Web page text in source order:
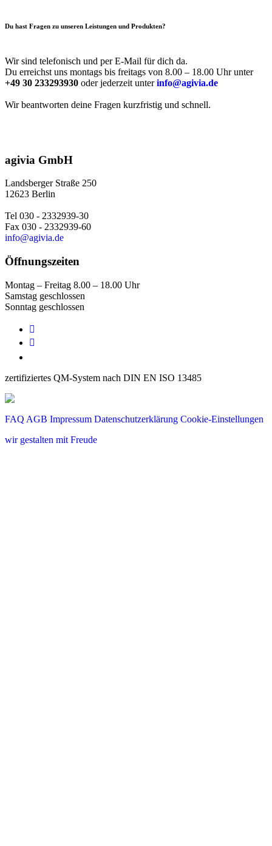
Du hast Fragen zu unseren Leistungen und Produkten?
Wir sind telefonisch und per E-Mail für dich da.
Du erreichst uns montags bis freitags von 8.00 – 18.00 Uhr unter
+49 30 233293930 oder jederzeit unterinfo@agivia.de
Wir beantworten deine Fragen kurzfristig und schnell.
agivia GmbH
Landsberger Straße 250
12623 Berlin
Tel 030 - 2332939-30
Fax 030 - 2332939-60
info@agivia.de
Öffnungszeiten
Montag – Freitag 8.00 – 18.00 Uhr
Samstag geschlossen
Sonntag geschlossen


zertifiziertes QM-System nach DIN EN ISO 13485
FAQ AGB Impressum Datenschutzerklärung Cookie-Einstellungen
wir gestalten mit Freude